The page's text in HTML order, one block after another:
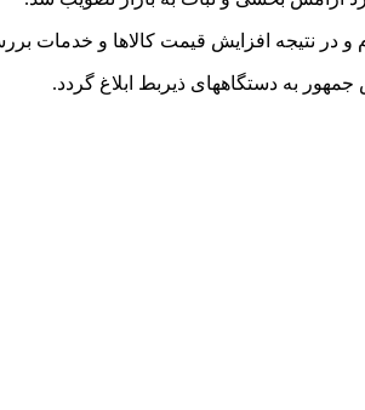
و در نتیجه افزایش قیمت کالاها و خدمات
به دستگاههای ذیربط ابلاغ گردد.